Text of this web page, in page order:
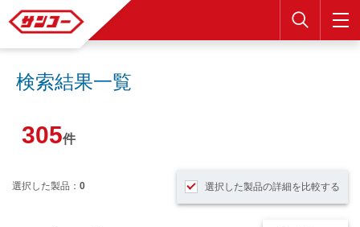
検索
検索結果一覧
305件
選択した製品： 0 選択した製品の詳細を比較する